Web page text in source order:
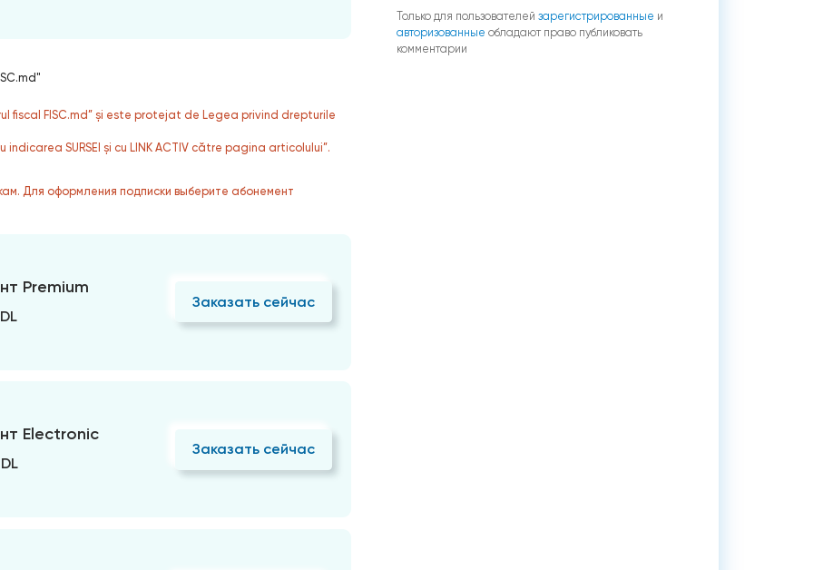
fiscal FISC.md” și este protejat de Legea privind drepturile
SURSEI și cu LINK ACTIV către pagina articolului”.
Для оформления подписки выберите абонемент
Premium
Заказать сейчас
Electronic
Заказать сейчас
Только для пользователей зарегистрированные и
авторизованные обладают право публиковать
комментарии